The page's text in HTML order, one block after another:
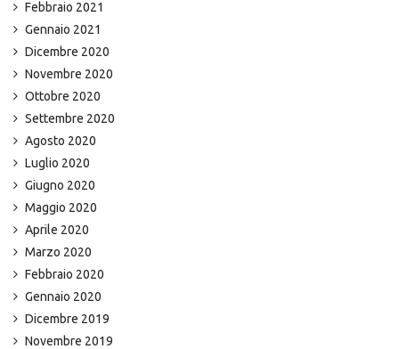
Febbraio 2021
Gennaio 2021
Dicembre 2020
Novembre 2020
Ottobre 2020
Settembre 2020
Agosto 2020
Luglio 2020
Giugno 2020
Maggio 2020
Aprile 2020
Marzo 2020
Febbraio 2020
Gennaio 2020
Dicembre 2019
Novembre 2019